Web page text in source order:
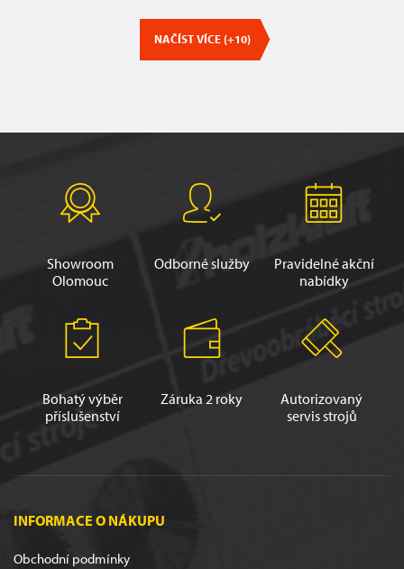
NAČÍST VÍCE (+10)
Showroom
Olomouc
Odborné služby
Pravidelné akční
nabídky
Bohatý výběr
příslušenství
Záruka 2 roky
Autorizovaný
servis strojů
INFORMACE O NÁKUPU
Obchodní podmínky